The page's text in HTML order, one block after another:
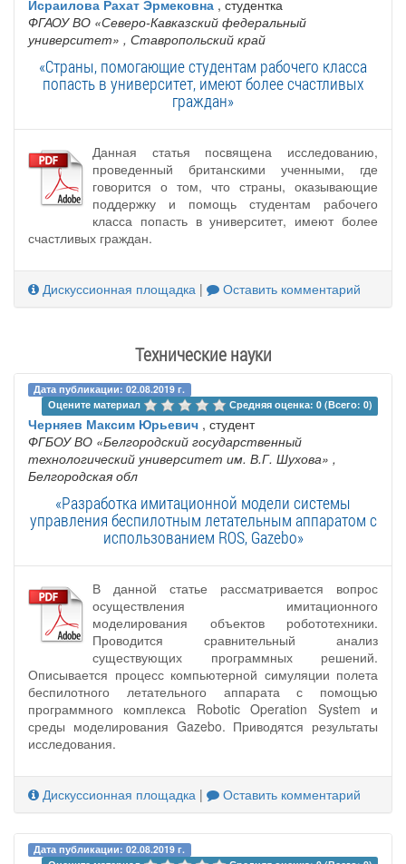
Исраилова Рахат Эрмековна , студентка
ФГАОУ ВО «Северо-Кавказский федеральный
университет» , Ставропольский край
«Страны, помогающие студентам рабочего класса
попасть в университет, имеют более счастливых
граждан»
Данная статья посвящена исследованию,
проведенный британскими ученными, где
говорится о том, что страны, оказывающие
поддержку и помощь студентам рабочего
класса попасть в университет, имеют более
счастливых граждан.
Дискуссионная площадка | Оставить комментарий
Технические науки
Дата публикации: 02.08.2019 г.
Оцените материал
Средняя оценка: 0 (Всего: 0)
Черняев Максим Юрьевич , студент
ФГБОУ ВО «Белгородский государственный
технологический университет им. В.Г. Шухова» ,
Белгородская обл
«Разработка имитационной модели системы
управления беспилотным летательным аппаратом с
использованием ROS, Gazebo»
В данной статье рассматривается вопрос
осуществления имитационного
моделирования объектов робототехники.
Проводится сравнительный анализ
существующих программных решений.
Описывается процесс компьютерной симуляции полета
беспилотного летательного аппарата с помощью
программного комплекса Robotic Operation System и
среды моделирования Gazebo. Приводятся результаты
исследования.
Дискуссионная площадка | Оставить комментарий
Дата публикации: 02.08.2019 г.